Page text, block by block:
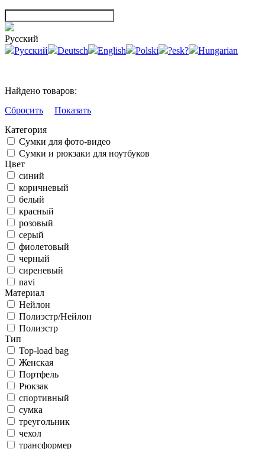
Русский
Русский
Deutsch English Polski ?esk? Hungarian
Найдено товаров:
Сбросить
Показать
Категория
Сумки для фото-видео
Сумки и рюкзаки для ноутбуков
Цвет
синий
коричневый
белый
красный
розовый
серый
фиолетовый
черный
сиреневый
navi
Материал
Нейлон
Полиэстр/Нейлон
Полиэстр
Тип
Top-load bag
Женская
Портфель
Рюкзак
спортивный
сумка
треугольник
чехол
трансформер